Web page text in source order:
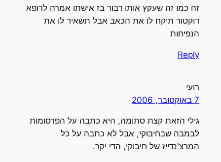
זה כמו זה שעקץ אותו דבור בז אישתו אמרה לרופא
דוקטור תיקח לו את הכאב אבל תשאיר לו את
הנפיחות
Reply
רועי
7 באוקטובר, 2006
גילי הזאת קצת סתומה, היא כתבה על הפרסומות
לבמבה שבחיבוקי, אבל לא כתבה על כל
המרצ'נדייז של חיבוקי, הדי יקר.